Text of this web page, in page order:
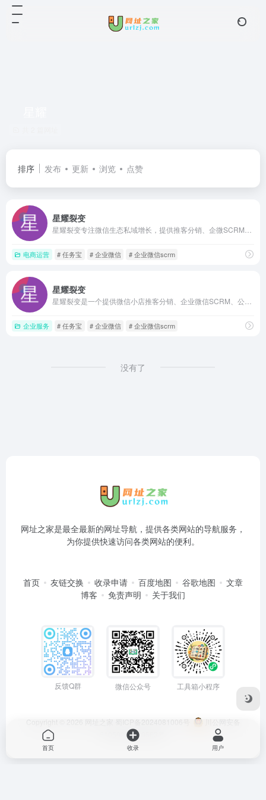
排序 发布 更新 浏览 点赞
星耀裂变
电商运营 # 任务宝 # 企业微信 # 企业微信scrm
星耀裂变
企业服务 # 任务宝 # 企业微信 # 企业微信scrm
没有了
网址之家是最全最新的网址导航，提供各类网站的导航服务，
为你提供快速访问各类网站的便利。
首页 友链交换 收录申请 百度地图 谷歌地图
文章
博客
免责声明 关于我们
反馈Q群 微信公众号 工具箱小程序
Copyright © 2026 网址之家 蜀ICP备2024081006号
川公网安备
51050202000563号
首页 收录 用户